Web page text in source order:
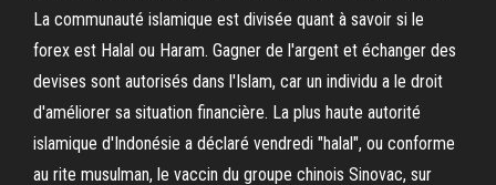
La communauté islamique est divisée quant à savoir si le
forex est Halal ou Haram. Gagner de l'argent et échanger des
devises sont autorisés dans l'Islam, car un individu a le droit
d'améliorer sa situation financière. La plus haute autorité
islamique d'Indonésie a déclaré vendredi "halal", ou conforme
au rite musulman, le vaccin du groupe chinois Sinovac, sur